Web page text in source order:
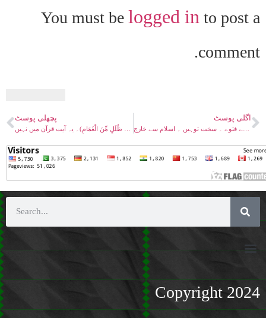
You must be logged in to post a
comment.
پچھلی پوسٹ
متفق اعتراضات ۔ گویا خدازمین پر خود اُتر آئے گا جیسا کہ وہ فرماتا ہے(یوم یأتی ربک فِي ظُلَلٍ مِّنَ الْغَمَامِ)۔ یہ آیت قرآن میں نہیں
اگلی پوسٹ
متفرق اعتراضات ۔ قرآن کو حدیث کی پیشگوئیاں ۔ مسیح موعود اسلامی علماء کے ہاتھ سے دکھ ۔ کافر قرار ۔ قتل کے فتوے ۔ سخت توہین ۔ اسلام سے خارج
Copyright 2024